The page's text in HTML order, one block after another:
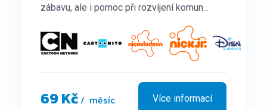
zábavu, ale i pomoc při rozvíjení komun...
69 Kč/ měsíc Více informací